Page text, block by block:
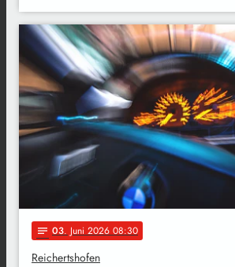
notes 03. Juni 2026 08:30
Reichertshofen